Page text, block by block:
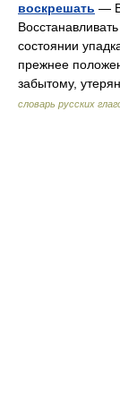
воскрешать —
состоянии
прежнее
забытому,
словарь русских